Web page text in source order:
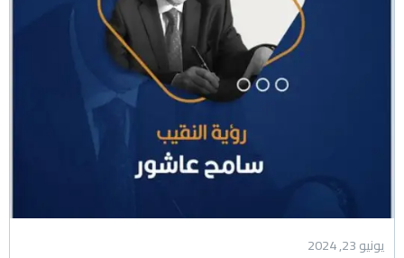
يونيو 23, 2024